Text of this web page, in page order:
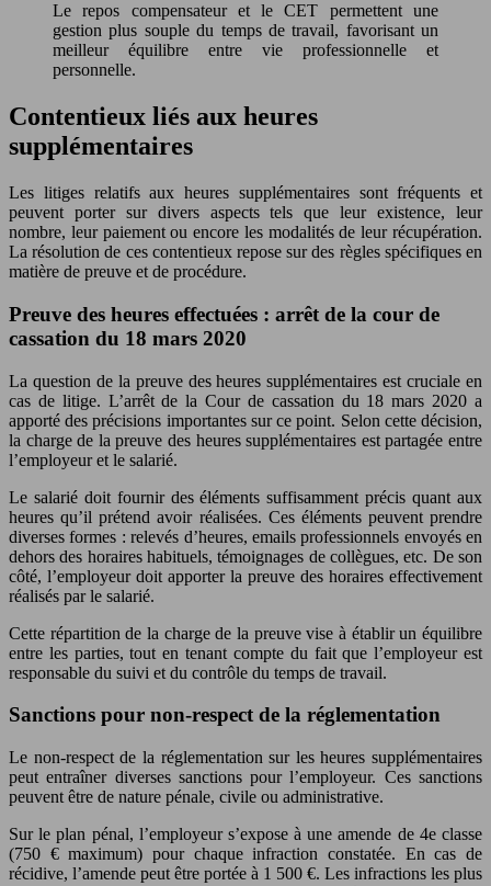
Le repos compensateur et le CET permettent une
gestion plus souple du temps de travail, favorisant un
meilleur équilibre entre vie professionnelle et
personnelle.
Contentieux liés aux heures
supplémentaires
Les litiges relatifs aux heures supplémentaires sont fréquents et
peuvent porter sur divers aspects tels que leur existence, leur
nombre, leur paiement ou encore les modalités de leur récupération.
La résolution de ces contentieux repose sur des règles spécifiques en
matière de preuve et de procédure.
Preuve des heures effectuées : arrêt de la cour de
cassation du 18 mars 2020
La question de la preuve des heures supplémentaires est cruciale en
cas de litige. L’arrêt de la Cour de cassation du 18 mars 2020 a
apporté des précisions importantes sur ce point. Selon cette décision,
la charge de la preuve des heures supplémentaires est partagée entre
l’employeur et le salarié.
Le salarié doit fournir des éléments suffisamment précis quant aux
heures qu’il prétend avoir réalisées. Ces éléments peuvent prendre
diverses formes : relevés d’heures, emails professionnels envoyés en
dehors des horaires habituels, témoignages de collègues, etc. De son
côté, l’employeur doit apporter la preuve des horaires effectivement
réalisés par le salarié.
Cette répartition de la charge de la preuve vise à établir un équilibre
entre les parties, tout en tenant compte du fait que l’employeur est
responsable du suivi et du contrôle du temps de travail.
Sanctions pour non-respect de la réglementation
Le non-respect de la réglementation sur les heures supplémentaires
peut entraîner diverses sanctions pour l’employeur. Ces sanctions
peuvent être de nature pénale, civile ou administrative.
Sur le plan pénal, l’employeur s’expose à une amende de 4e classe
(750 € maximum) pour chaque infraction constatée. En cas de
récidive, l’amende peut être portée à 1 500 €. Les infractions les plus